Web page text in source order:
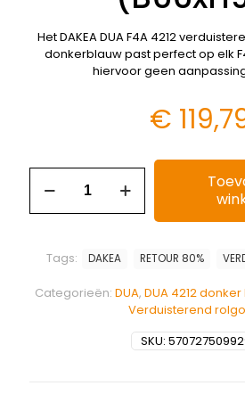
Het DAKEA DUA F4A 4212
donkerblauw past perfect op elk
hiervoor geen
€
SKU:
Categorieën: DUA, DUA 4212
Verduisterend
Tags: DAKEA RETOUR 80%